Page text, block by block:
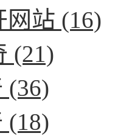
网站 (16)
(21)
(36)
(18)